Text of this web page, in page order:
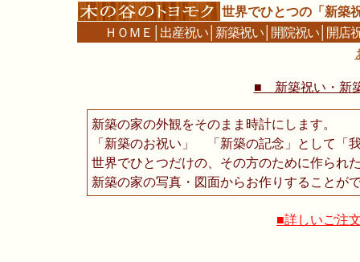
世界でひとつの「新築
ＨＯＭＥ 出産祝い 新築祝い 開院祝い 開店
■ 新築祝い・新
新築の家の外観をそのまま時計にします。
「新築のお祝い」 「新築の記念」として「
世界でひとつだけの、その方のために作られ
新築の家の写真・図面からお作りすることが
■詳しいご注